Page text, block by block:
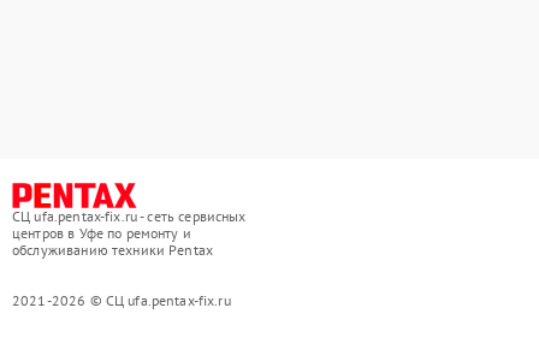
СЦ ufa.pentax-fix.ru - сеть сервисных
центров в Уфе по ремонту и
обслуживанию техники Pentax
2021-2026 © СЦ ufa.pentax-fix.ru